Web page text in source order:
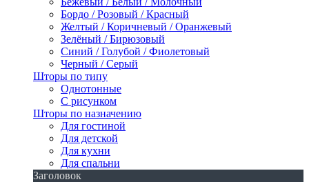
Бордо / Розовый / Красный
Желтый / Коричневый / Оранжевый
Зелёный / Бирюзовый
Синий / Голубой / Фиолетовый
Черный / Серый
Шторы по типу
Однотонные
С рисунком
Шторы по назначению
Для гостиной
Для детской
Для кухни
Для спальни
Заголовок